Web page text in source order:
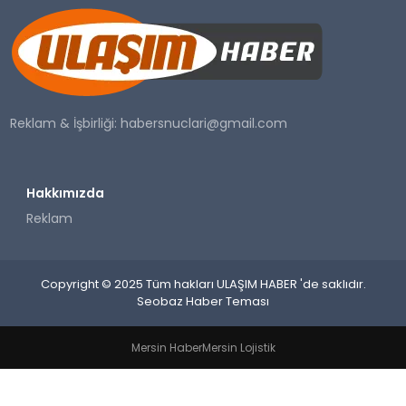
SAĞLIK
YAŞAM
Reklam & İşbirliği:habersnuclari@gmail.com
Hakkımızda
Reklam
Copyright © 2025 Tüm hakları ULAŞIM HABER 'de saklıdır.
Seobaz Haber Teması
Mersin HaberMersin Lojistik